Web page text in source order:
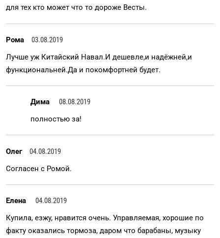
для тех кто может что то дороже Весты.
Рома
03.08.2019
Лучше уж Китайский Навал.И дешевле,и надёжней,и
функциональней.Да и покомфортней будет.
Дима
08.08.2019
полностью за!
Олег
04.08.2019
Согласен с Ромой.
Елена
04.08.2019
Купила, езжу, нравится очень. Управляемая, хорошие по
факту оказались тормоза, даром что барабаны, музыку